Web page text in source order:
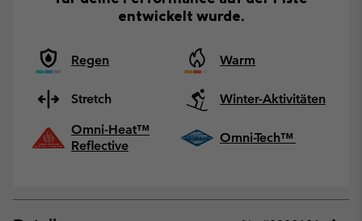
entwickelt wurde.
Regen Warm
Stretch
Winter-Aktivitäten
Omni-Heat™
Reflective
Omni-Tech™